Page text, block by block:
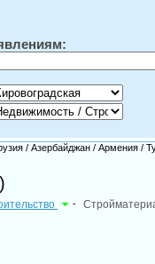
/ Азербайджан / Армения /
-